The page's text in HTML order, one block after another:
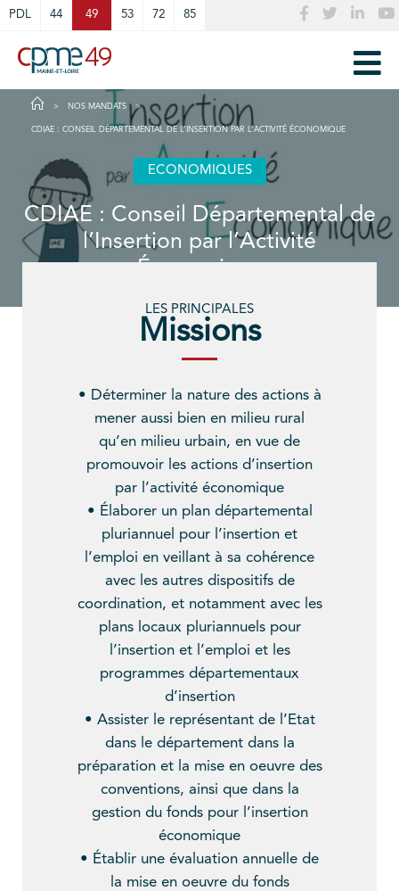
PDL 44 49 53 72 85
NOS MANDATS
CDIAE : CONSEIL DÉPARTEMENTAL DE L’INSERTION PAR L’ACTIVITÉ ÉCONOMIQUE
ECONOMIQUES
CDIAE : Conseil Départemental de
l’Insertion par l’Activité
Économique
LES PRINCIPALES
Missions
• Déterminer la nature des actions à
mener aussi bien en milieu rural
qu’en milieu urbain, en vue de
promouvoir les actions d’insertion
par l’activité économique
• Élaborer un plan départemental
pluriannuel pour l’insertion et
l’emploi en veillant à sa cohérence
avec les autres dispositifs de
coordination, et notamment avec les
plans locaux pluriannuels pour
l’insertion et l’emploi et les
programmes départementaux
d’insertion
• Assister le représentant de l’Etat
dans le département dans la
préparation et la mise en oeuvre des
conventions, ainsi que dans la
gestion du fonds pour l’insertion
économique
• Établir une évaluation annuelle de
la mise en oeuvre du fonds
Cookies management panel